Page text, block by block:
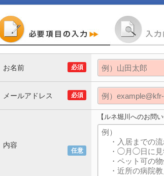
必須
お名前
必須
メールアドレス
任意
内容
【ルネ堀川へのお問い